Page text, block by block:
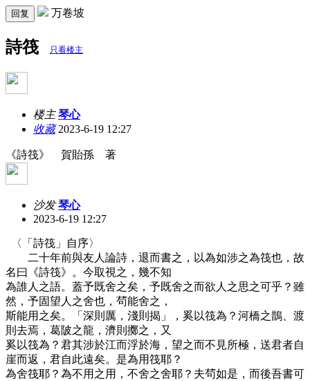
回复 万卷坡
詩筏 只看楼主
楼主 琴心
收藏2023-6-19 12:27
《詩筏》 賀貽孫 著
沙发 琴心
2023-6-19 12:27
〈「詩筏」自序〉
二十年前與友人論詩，退而書之，以為如涉之為筏也，故
名曰《詩筏》。今取視之，幾不知
為誰人之語。蓋予既舍之矣，予既舍之而欲人之思之可乎？雖
然，予固望人之舍也，茍能舍之，
斯能用之矣。「深則厲，淺則揭」，奚以筏為？河橋之鵲、渡
則去焉，葛陂之龍，濟則擲之，又
奚以筏為？君其涉於江而浮於海，望之而不見所極，送君者自
崖而返，君自此遠矣。是為用筏耶？
為舍筏耶？為不用之用，不舍之舍耶？夫茍如是，而後吾書可